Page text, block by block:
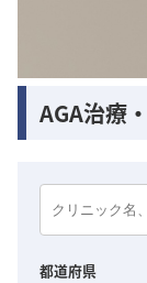
AGA治療
都道府県